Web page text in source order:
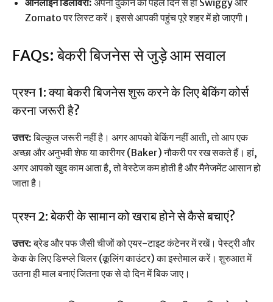
Zomato पर लिस्ट करें। इससे आपकी पहुंच पूरे शहर में हो जाएगी।
FAQs: बेकरी बिजनेस से जुड़े आम सवाल
प्रश्न 1: क्या बेकरी बिजनेस शुरू करने के लिए बेकिंग कोर्स
करना जरूरी है?
उत्तर:बिल्कुल जरूरी नहीं है। अगर आपको बेकिंग नहीं आती, तो आप एक
अच्छा और अनुभवी शेफ या कारीगर (Baker) नौकरी पर रख सकते हैं। हां,
अगर आपको खुद काम आता है, तो वेस्टेज कम होती है और मैनेजमेंट आसान हो
जाता है।
प्रश्न 2: बेकरी के सामान को खराब होने से कैसे बचाएं?
उत्तर:ब्रेड और पफ जैसी चीजों को एयर-टाइट कंटेनर में रखें। पेस्ट्री और
केक के लिए डिस्प्ले चिलर (कूलिंग काउंटर) का इस्तेमाल करें। शुरुआत में
उतना ही माल बनाएं जितना एक से दो दिन में बिक जाए।